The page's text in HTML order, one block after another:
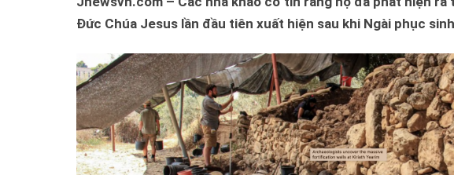
Đức Chúa Jesus lần đầu tiên xuất hiện sau khi Ngài phục